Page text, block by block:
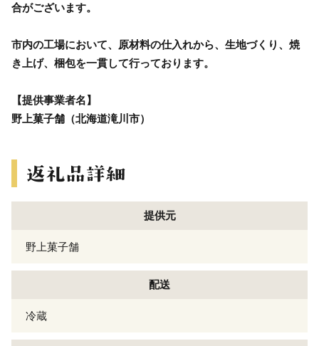
合がございます。
市内の工場において、原材料の仕入れから、生地づくり、焼
き上げ、梱包を一貫して行っております。
【提供事業者名】
野上菓子舗（北海道滝川市）
提供元
野上菓子舗
配送
冷蔵